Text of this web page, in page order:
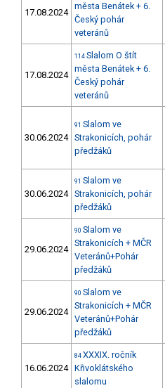
17.08.2024
města Benátek + 6.
Český pohár
veteránů
17.08.2024
114 Slalom O štít
města Benátek + 6.
Český pohár
veteránů
30.06.2024
91 Slalom ve
Strakonicích, pohár
předžáků
30.06.2024
91 Slalom ve
Strakonicích, pohár
předžáků
29.06.2024
90 Slalom ve
Strakonicích + MČR
Veteránů+Pohár
předžáků
29.06.2024
90 Slalom ve
Strakonicích + MČR
Veteránů+Pohár
předžáků
16.06.2024
84 XXXIX. ročník
Křivoklátského
slalomu